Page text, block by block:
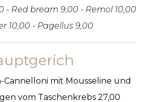
- Red bream 9,00 - Remol 10,00
10,00 - Pagellus 9,00
Cannelloni mit Mousseline und
vom Taschenkrebs 27,00